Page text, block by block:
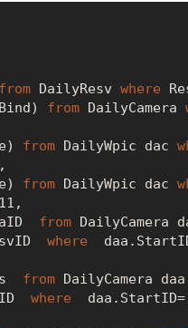
from DailyResv where
from DailyCamera
from DailyWpic dac
from DailyWpic dac
from DailyCamera
where
from DailyCamera daa
where
  daa.StartID
=